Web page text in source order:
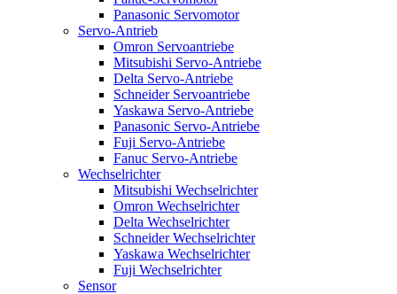
Panasonic Servomotor
Servo-Antrieb
Omron Servoantriebe
Mitsubishi Servo-Antriebe
Delta Servo-Antriebe
Schneider Servoantriebe
Yaskawa Servo-Antriebe
Panasonic Servo-Antriebe
Fuji Servo-Antriebe
Fanuc Servo-Antriebe
Wechselrichter
Mitsubishi Wechselrichter
Omron Wechselrichter
Delta Wechselrichter
Schneider Wechselrichter
Yaskawa Wechselrichter
Fuji Wechselrichter
Sensor